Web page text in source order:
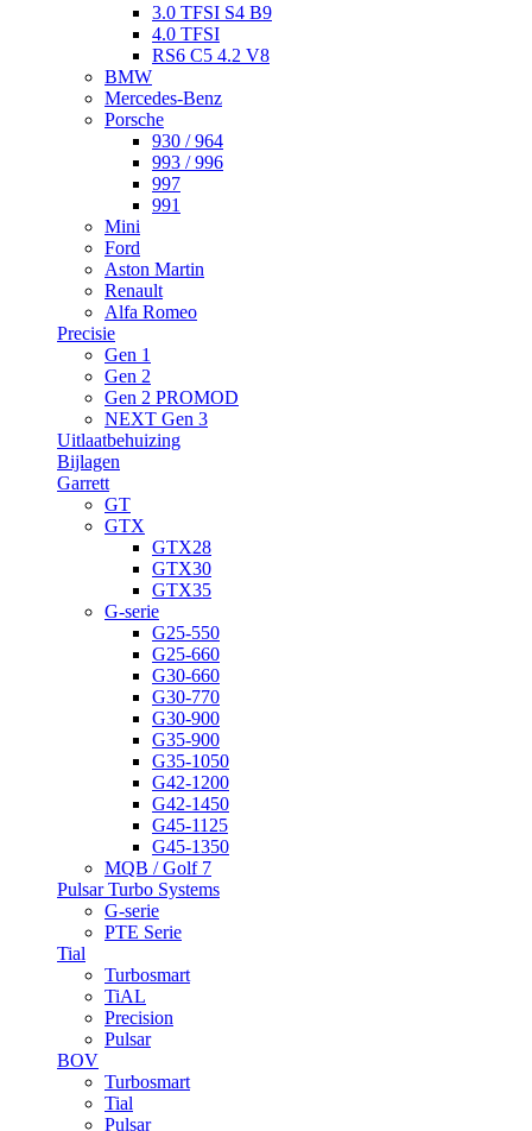
3.0 TFSI S4 B9
4.0 TFSI
RS6 C5 4.2 V8
BMW
Mercedes-Benz
Porsche
930 / 964
993 / 996
997
991
Mini
Ford
Aston Martin
Renault
Alfa Romeo
Precisie
Gen 1
Gen 2
Gen 2 PROMOD
NEXT Gen 3
Uitlaatbehuizing
Bijlagen
Garrett
GT
GTX
GTX28
GTX30
GTX35
G-serie
G25-550
G25-660
G30-660
G30-770
G30-900
G35-900
G35-1050
G42-1200
G42-1450
G45-1125
G45-1350
MQB / Golf 7
Pulsar Turbo Systems
G-serie
PTE Serie
Tial
Turbosmart
TiAL
Precision
Pulsar
BOV
Turbosmart
Tial
Pulsar